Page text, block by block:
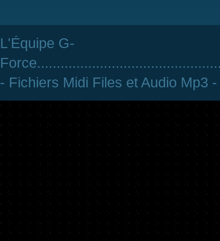
L'Équipe G-
Force
- Fichiers Midi Files et Audio Mp3